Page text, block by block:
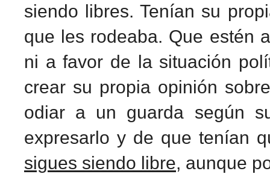
siendo libres. Tenían su
que les rodeaba. Que estén
ni a favor de la situación
crear su propia opinión
odiar a un guarda según
expresarlo y de que tenían
sigues siendo libre, aunque